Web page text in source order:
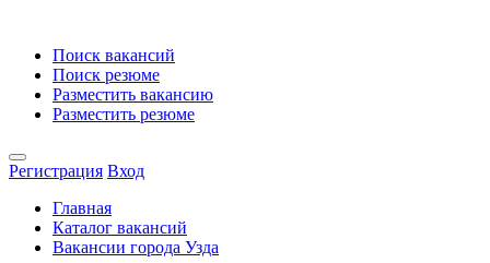
Поиск вакансий
Поиск резюме
Разместить вакансию
Разместить резюме
Регистрация Вход
Главная
Каталог вакансий
Вакансии города Узда